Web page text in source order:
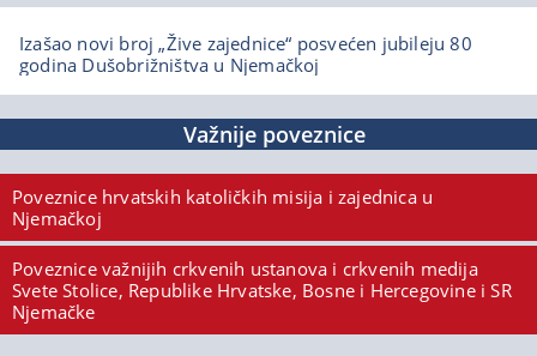
Izašao novi broj „Žive zajednice“ posvećen jubileju 80
godina Dušobrižništva u Njemačkoj
Važnije poveznice
Poveznice hrvatskih katoličkih misija i zajednica u
Njemačkoj
Poveznice važnijih crkvenih ustanova i crkvenih medija
Svete Stolice, Republike Hrvatske, Bosne i Hercegovine i SR
Njemačke